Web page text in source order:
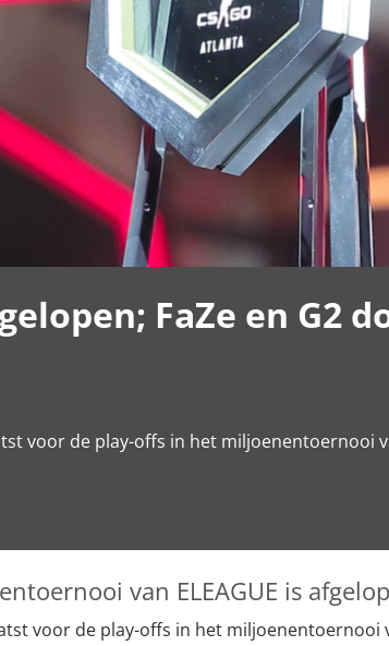
FaZe en G2
voor de play-offs in het miljoenentoernooi
van ELEAGUE is
voor de play-offs in het miljoenentoernooi